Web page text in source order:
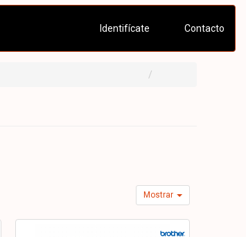
Identifícate Contacto
Mostrar